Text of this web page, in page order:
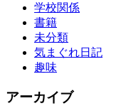
学校関係
書籍
未分類
気まぐれ日記
趣味
アーカイブ